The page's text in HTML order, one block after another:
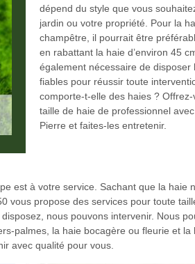
dépend du style que vous
jardin ou votre propriété. Pour la
champêtre, il pourrait être
en rabattant la haie d’environ 45
également nécessaire de disposer
fiables pour réussir toute
comporte-t-elle des haies ?
taille de haie de professionnel
Pierre et faites-les entretenir.
est à votre service. Sachant que la haie
vous propose des services pour toute
nous pouvons intervenir. Nous
palmes, la haie bocagère ou fleurie et la
avec qualité pour vous.